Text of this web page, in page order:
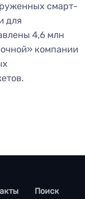
смарт-
для
4,6 млн
компании
Поиск